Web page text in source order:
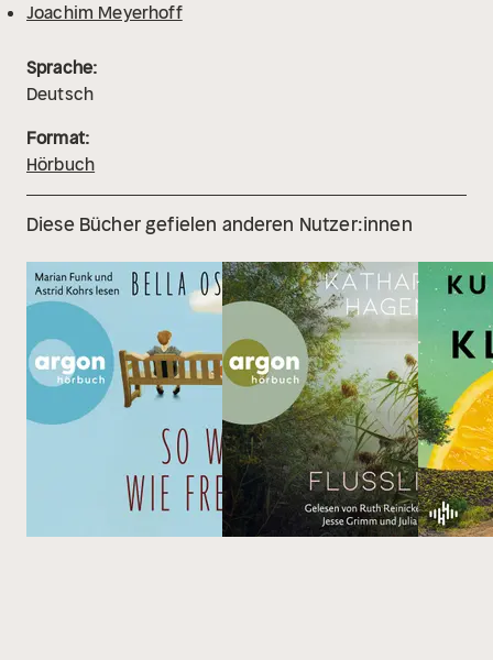
Joachim Meyerhoff
Sprache:
Deutsch
Format:
Hörbuch
Diese Bücher gefielen anderen Nutzer:innen